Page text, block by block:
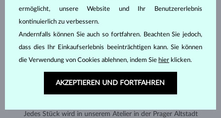
HANDGEFERTIGT IN PRAG
Jedes Stück wird in unserem Atelier in der Prager Altstadt
ermöglicht, unsere Website und Ihr Benutzererlebnis
kontinuierlich zu verbessern.
Andernfalls können Sie auch so fortfahren. Beachten Sie jedoch,
dass dies Ihr Einkaufserlebnis beeinträchtigen kann. Sie können
die Verwendung von Cookies ablehnen, indem Sie hier klicken.
AKZEPTIEREN UND FORTFAHREN